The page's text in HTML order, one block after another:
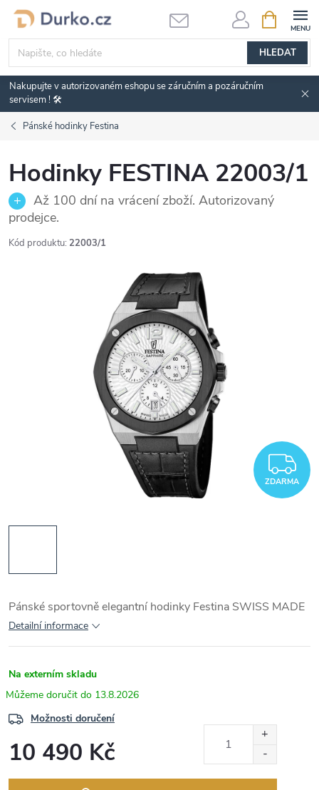
Přejít
obsah
HLEDAT
NÁKUPNÍ
KOŠÍK
Nakupujte v autorizovaném eshopu se záručním a pozáručním
servisem ! 🛠️
Pánské hodinky Festina
Hodinky FESTINA 22003/1
Až 100 dní na vrácení zboží. Autorizovaný
prodejce.
Kód produktu: 22003/1
ZDARMA
Pánské sportovně elegantní hodinky Festina SWISS MADE
Detailní informace
Na externím skladu
13.8.2026
Možnosti doručení
10 490 Kč